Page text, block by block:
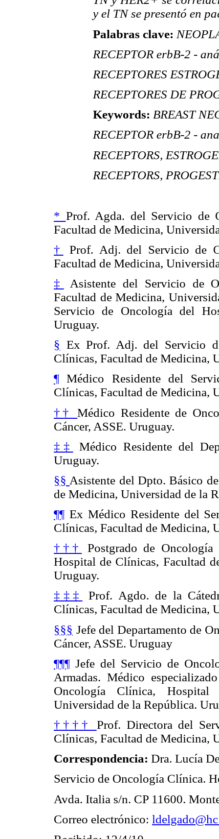
y el TN se presentó en
Palabras clave:
RECEPTOR erbB-2 -
RECEPTORES
RECEPTORES DE
Keywords: BREAST
RECEPTOR erbB-2 -
RECEPTORS,
RECEPTORS,
* Prof. Agda. del Servicio de
Facultad de Medicina,
†
Prof. Adj. del Servicio de
Facultad de Medicina,
‡
Asistente del Servicio de
Facultad de Medicina,
Servicio de Oncología del
Uruguay.
§ Ex Prof. Adj. del Servicio
Clínicas, Facultad de Medicina,
¶ Médico Residente del
Clínicas, Facultad de Medicina,
††Médico Residente de
Cáncer, ASSE. Uruguay.
‡‡
Médico Residente del
Uruguay.
§§ Asistente del Dpto. Básico
de Medicina, Universidad de la
¶¶ Ex Médico Residente del
Clínicas, Facultad de Medicina,
†††
Postgrado de
Hospital de Clínicas, Facultad
Uruguay.
‡‡‡
Prof. Agdo. de la
Clínicas, Facultad de Medicina,
§§§ Jefe del Departamento de
Cáncer, ASSE. Uruguay
¶¶¶ Jefe del Servicio de
Armadas. Médico
Oncología Clínica,
Universidad de la República.
†††† Prof. Directora del
Clínicas, Facultad de Medicina,
Correspondencia: Dra. Lucía
Servicio de Oncología Clínica.
Avda. Italia s/n. CP 11600.
Correo electrónico: